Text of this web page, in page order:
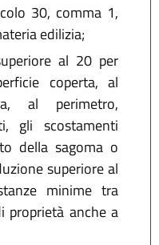
30, comma 1,
edilizia;
al 20 per
coperta, al
al perimetro,
gli scostamenti
della sagoma o
superiore al
minime tra
proprietà anche a